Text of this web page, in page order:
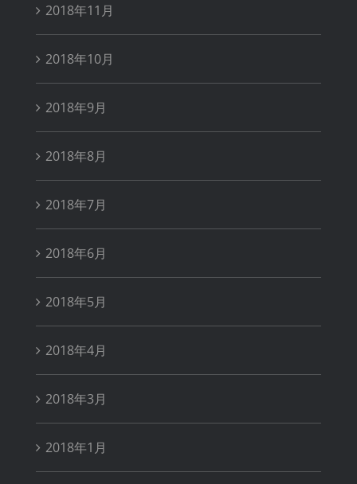
2018年11月
2018年10月
2018年9月
2018年8月
2018年7月
2018年6月
2018年5月
2018年4月
2018年3月
2018年1月